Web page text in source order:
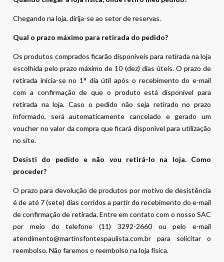
Chegando na loja, dirija-se ao setor de reservas.
Qual o prazo máximo para retirada do pedido?
Os produtos comprados ficarão disponíveis para retirada na loja
escolhida pelo prazo máximo de 10 (dez) dias úteis. O prazo de
retirada inicia-se no 1° dia útil após o recebimento do e-mail
com a confirmação de que o produto está disponível para
retirada na loja. Caso o pedido não seja retirado no prazo
informado, será automaticamente cancelado e gerado um
voucher no valor da compra que ficará disponível para utilização
no site.
Desisti do pedido e não vou retirá-lo na loja. Como
proceder?
O prazo para devolução de produtos por motivo de desistência
é de até 7 (sete) dias corridos a partir do recebimento do e-mail
de confirmação de retirada. Entre em contato com o nosso SAC
por meio do telefone (11) 3292-2660 ou pelo e-mail
atendimento@martinsfontespaulista.com.br para solicitar o
reembolso. Não faremos o reembolso na loja física.